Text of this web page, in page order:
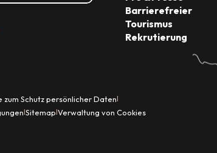
Barrierefreier
Tourismus
Rekrutierung
zum Schutz persönlicher Daten|
|Sitemap|Verwaltung von Cookies